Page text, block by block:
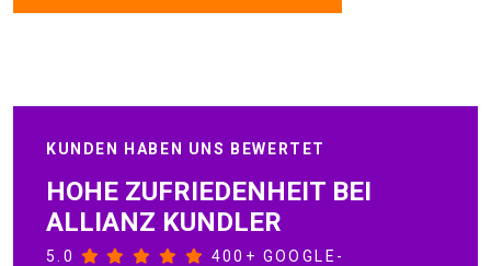
KUNDEN HABEN UNS BEWERTET
HOHE ZUFRIEDENHEIT BEI
ALLIANZ KUNDLER
5.0
400+ GOOGLE-